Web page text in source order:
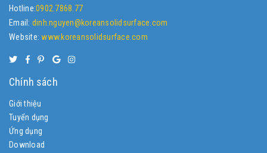
Hotline:0902.7868.77
Email: dinh.nguyen@koreansolidsurface.com
Website:www.koreansolidsurface.com
Chính sách
Giới thiệu
Tuyển dụng
Ứng dụng
Download